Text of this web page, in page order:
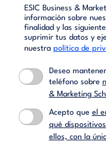
ESIC Business &
información sobre
finalidad y las
suprimir tus datos y
nuestra política de
Deseo
teléfono sobre
& Marketing
Acepto que el
qué
ellos, con la